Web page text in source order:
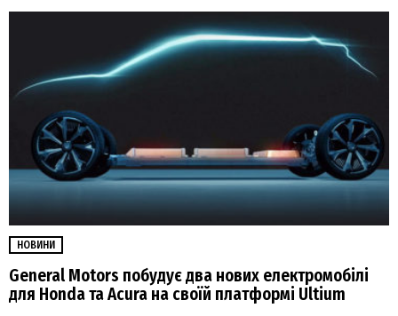
НОВИНИ
General Motors побудує два нових електромобілі
для Honda та Acura на своїй платформі Ultium